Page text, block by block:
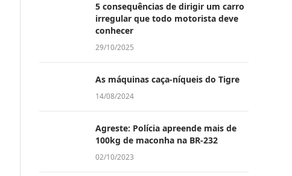
5 consequências de dirigir um carro
irregular que todo motorista deve
conhecer
29/10/2025
As máquinas caça-níqueis do Tigre
14/08/2024
Agreste: Polícia apreende mais de
100kg de maconha na BR-232
02/10/2023